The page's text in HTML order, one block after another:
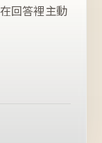
回答裡主動